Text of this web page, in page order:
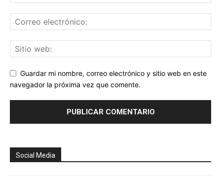
Guardar mi nombre, correo electrónico y sitio web en este
navegador la próxima vez que comente.
Social Media